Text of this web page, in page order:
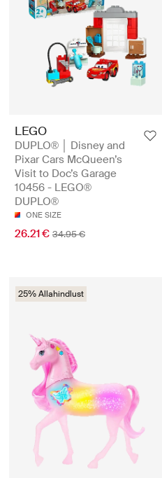
LEGO
DUPLO® │ Disney and
Pixar Cars McQueen’s
Visit to Doc’s Garage
10456 - LEGO®
DUPLO®
ONE SIZE
26.21 € 34.95 €
25% Allahindlust